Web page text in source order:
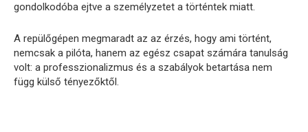
gondolkodóba ejtve a személyzetet a történtek miatt.
A repülőgépen megmaradt az az érzés, hogy ami történt,
nemcsak a pilóta, hanem az egész csapat számára tanulság
volt: a professzionalizmus és a szabályok betartása nem
függ külső tényezőktől.